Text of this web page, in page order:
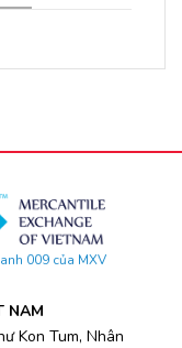
009 của MXV
NAM
Kon Tum, Nhân